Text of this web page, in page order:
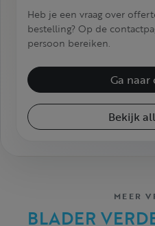
Heb je een vraag over
bestelling? Op de
persoon bereiken.
Ga
Bekijk
MEER
BLADER